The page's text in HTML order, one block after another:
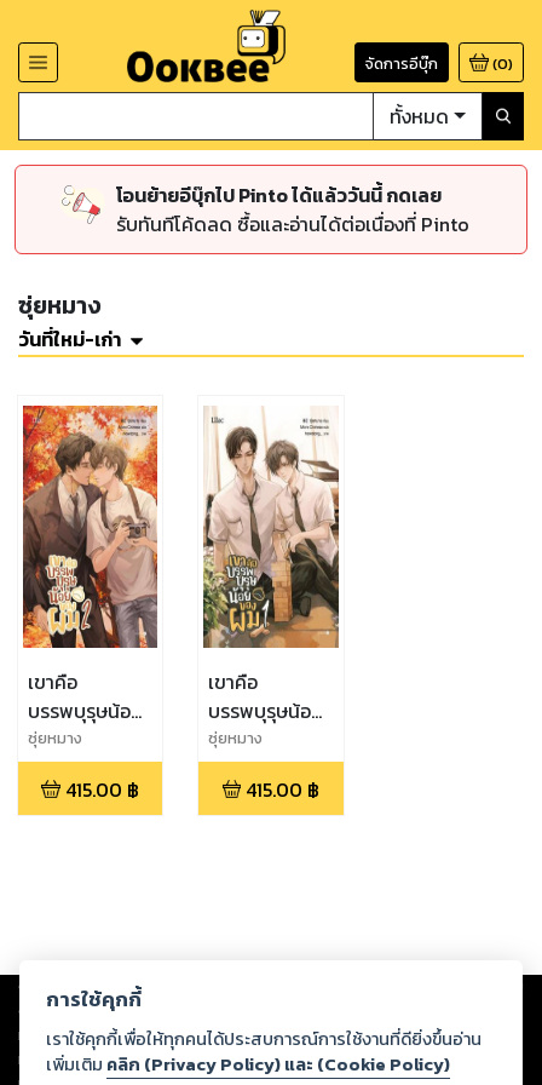
จัดการอีบุ๊ก (0)
ทั้งหมด
โอนย้ายอีบุ๊กไป Pinto ได้แล้ววันนี้ กดเลย
รับทันทีโค้ดลด ซื้อและอ่านได้ต่อเนื่องที่ Pinto
ซุ่ยหมาง
วันที่ใหม่-เก่า
เขาคือ
บรรพบุรุษน้อย
ของผม 2
ซุ่ยหมาง
415.00 ฿
เขาคือ
บรรพบุรุษน้อย
ของผม 1
ซุ่ยหมาง
415.00 ฿
Copyright © 2026
ต่อผลงานหรือเนื้อหาใดที่อัปโหลดผ่านเว็บไซต์และปรากฏว่าละเมิดสิทธิใน
ทรัพย์สินทางปัญญาของบุคคลอื่นหรือขัดต่อกฎหมายและศีลธรรม ดังนั้น ผู้อ่าน
ทุกท่านโปรดใช้วิจารณญาณในการกลั่นกรองด้วยตนเอง และหากท่านพบว่าส่วน
การใช้คุกกี้
เราใช้คุกกี้เพื่อให้ทุกคนได้ประสบการณ์การใช้งานที่ดียิ่งขึ้นอ่าน
เพิ่มเติม คลิก (Privacy Policy) และ (Cookie Policy)